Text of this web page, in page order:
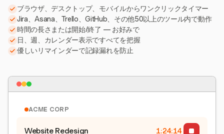
ブラウザ、デスクトップ、モバイルからワンクリックタイマー
Jira、Asana、Trello、GitHub、その他50以上のツール内で動作
時間の長さまたは開始/終了 — お好みで
日、週、カレンダー表示ですべてを把握
優しいリマインダーで記録漏れを防止
ACME CORP
Website Redesign 1:24:15